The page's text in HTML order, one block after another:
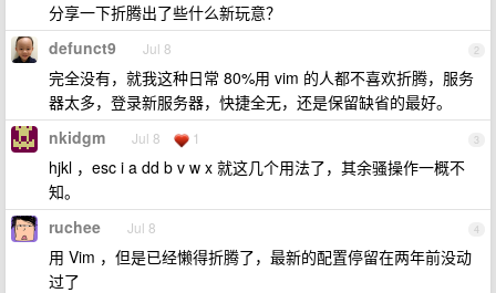
分享一下折腾出了些什么新玩意？
2
defunct9 Jul 8
完全没有，就我这种日常 80%用 vim 的人都不喜欢折腾，服务
器太多，登录新服务器，快捷全无，还是保留缺省的最好。
3
nkidgm Jul 8 1
hjkl ，esc i a dd b v w x 就这几个用法了，其余骚操作一概不
知。
4
ruchee Jul 8
用 Vim ，但是已经懒得折腾了，最新的配置停留在两年前没动
过了